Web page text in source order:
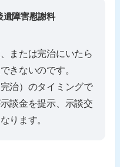
遺障害慰謝料
または完治にいたら
きないのです。
治）のタイミングで
談金を提示、示談交
ります。